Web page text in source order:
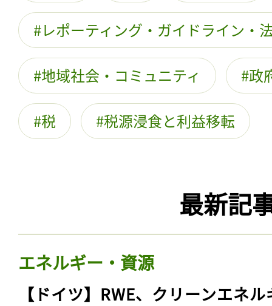
レポーティング・ガイドライン・
地域社会・コミュニティ 政
税 税源浸食と利益移転
最新記
エネルギー・資源
【ドイツ】RWE、クリーンエネ